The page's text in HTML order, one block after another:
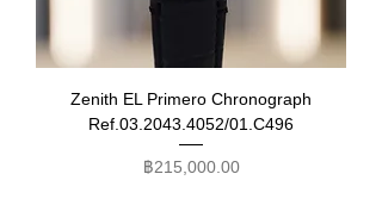
Zenith EL Primero Chronograph
Ref.03.2043.4052/01.C496
ราคา
฿215,000.00